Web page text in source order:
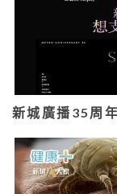
新城廣播35周